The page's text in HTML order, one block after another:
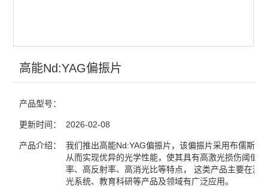
合束镜
窗口片
棱镜
高能Nd:YAG偏振片
产品型号：
更新时间： 2026-02-08
产品介绍：
我们推出高能Nd:YAG偏振片，该偏振片采用布儒斯特
从而实现优异的光学性能，使其具有高激光损伤阈值
率、高反射率、高消光比等特点， 这类产品主要在激
光系统、教育科研等产品及领域有广泛应用。